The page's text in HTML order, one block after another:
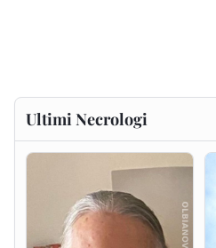
Ultimi Necrologi